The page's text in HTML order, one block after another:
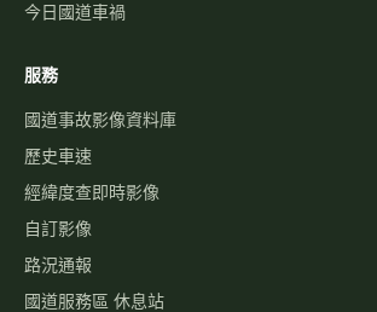
今日國道車禍
服務
國道事故影像資料庫
歷史車速
經緯度查即時影像
自訂影像
路況通報
國道服務區 休息站